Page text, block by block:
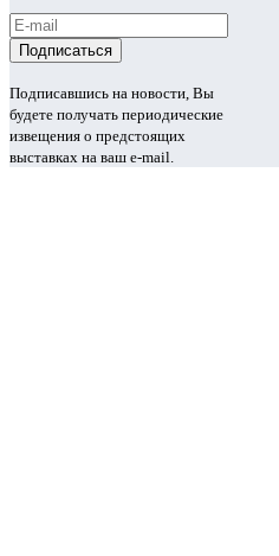
Подписавшись на новости, Вы
будете получать периодические
извещения о предстоящих
выставках на ваш e-mail.